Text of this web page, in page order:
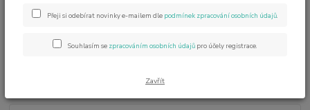
Bismutová miska 11 cm –
originální kovová dekorace s
Přeji si odebírat novinky e-mailem dle podmínek zpracování osobních údajů.
Souhlasím se zpracováním osobních údajů pro účely registrace.
Zavřít